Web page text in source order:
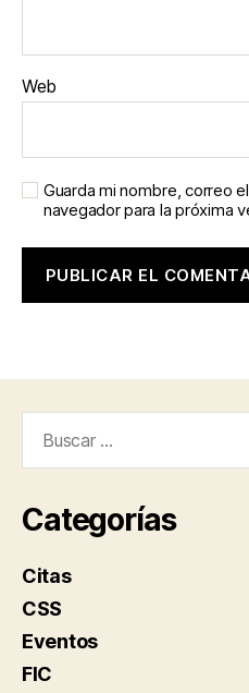
Web
Guarda mi nombre, correo
navegador para la próxima
Categorías
Citas
CSS
Eventos
FIC